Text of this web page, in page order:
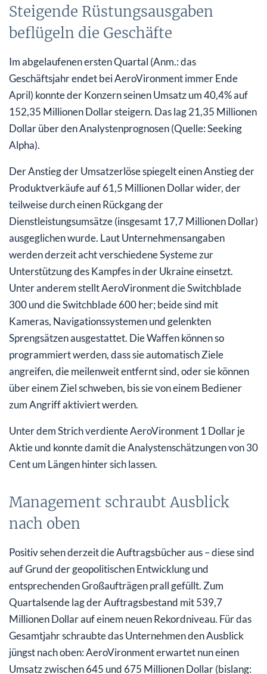
Steigende Rüstungsausgaben
beflügeln die Geschäfte
Im abgelaufenen ersten Quartal (Anm.: das
Geschäftsjahr endet bei AeroVironment immer Ende
April) konnte der Konzern seinen Umsatz um 40,4% auf
152,35 Millionen Dollar steigern. Das lag 21,35 Millionen
Dollar über den Analystenprognosen (Quelle: Seeking
Alpha).
Der Anstieg der Umsatzerlöse spiegelt einen Anstieg der
Produktverkäufe auf 61,5 Millionen Dollar wider, der
teilweise durch einen Rückgang der
Dienstleistungsumsätze (insgesamt 17,7 Millionen Dollar)
ausgeglichen wurde. Laut Unternehmensangaben
werden derzeit acht verschiedene Systeme zur
Unterstützung des Kampfes in der Ukraine einsetzt.
Unter anderem stellt AeroVironment die Switchblade
300 und die Switchblade 600 her; beide sind mit
Kameras, Navigationssystemen und gelenkten
Sprengsätzen ausgestattet. Die Waffen können so
programmiert werden, dass sie automatisch Ziele
angreifen, die meilenweit entfernt sind, oder sie können
über einem Ziel schweben, bis sie von einem Bediener
zum Angriff aktiviert werden.
Unter dem Strich verdiente AeroVironment 1 Dollar je
Aktie und konnte damit die Analystenschätzungen von 30
Cent um Längen hinter sich lassen.
Management schraubt Ausblick
nach oben
Positiv sehen derzeit die Auftragsbücher aus – diese sind
auf Grund der geopolitischen Entwicklung und
entsprechenden Großaufträgen prall gefüllt. Zum
Quartalsende lag der Auftragsbestand mit 539,7
Millionen Dollar auf einem neuen Rekordniveau. Für das
Gesamtjahr schraubte das Unternehmen den Ausblick
jüngst nach oben: AeroVironment erwartet nun einen
Umsatz zwischen 645 und 675 Millionen Dollar (bislang: